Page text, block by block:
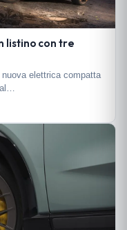
listino con tre
elettrica compatta